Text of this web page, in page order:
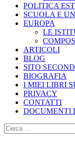
POLITICA
SCUOLA E
EUROPA
LE
ARTICOLI
BLOG
SITO
BIOGRAFIA
I MIEI LIBRI
PRIVACY
CONTATTI
DOCUMENTI
Ricerca
per: